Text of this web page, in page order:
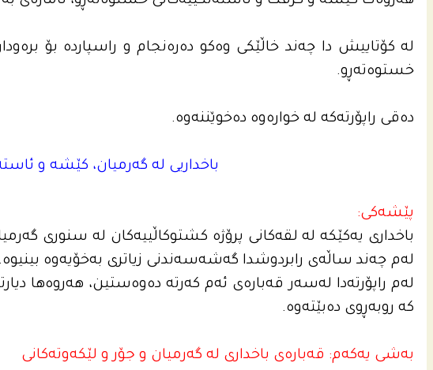
له‌ كۆتاییش دا چه‌ند خاڵێكی وه‌كو ده‌ره‌نجام و راسپارده‌ بۆ
خستوه‌ته‌ڕو.
ده‌قی راپۆرته‌كه‌ له‌ خواره‌وه‌ ده‌خوێننه‌وه‌.
باخداریی له‌ گه‌رمیان، كێشه‌ و
پێشه‌كى:
باخداری یه‌كێكه‌ له‌ لقه‌كانى پرۆژه‌ كشتوكاڵییه‌كان له‌ سنورى
له‌م چه‌ند ساڵه‌ى رابردوشدا گه‌شه‌سه‌ندنی زیاتری به‌خۆیه‌وه‌ بینیوه‌.
له‌م راپۆرته‌دا له‌سه‌ر قه‌باره‌ى ئه‌م كه‌رته‌ ده‌وه‌ستین، هه‌روه‌ها
كه‌ روبه‌ڕوى ده‌بێته‌وه‌.
به‌شى یه‌كه‌م: قه‌باره‌ى باخداری له‌ گه‌رمیان و جۆر و لێكه‌وته‌كانى